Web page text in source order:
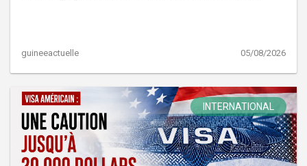
guineeactuelle 05/08/2026
INTERNATIONAL